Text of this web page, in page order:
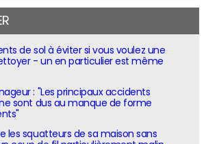
de sol à éviter si vous voulez une
- un en particulier est même
: "Les principaux accidents
sont dus au manque de forme
les squatteurs de sa maison sans